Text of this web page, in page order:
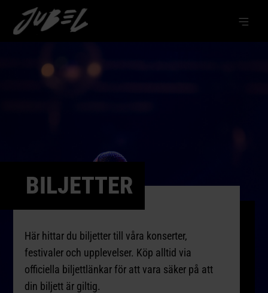
BILJETTER
Här hittar du biljetter till våra konserter,
festivaler och upplevelser. Köp alltid via
officiella biljettlänkar för att vara säker på att
din biljett är giltig.